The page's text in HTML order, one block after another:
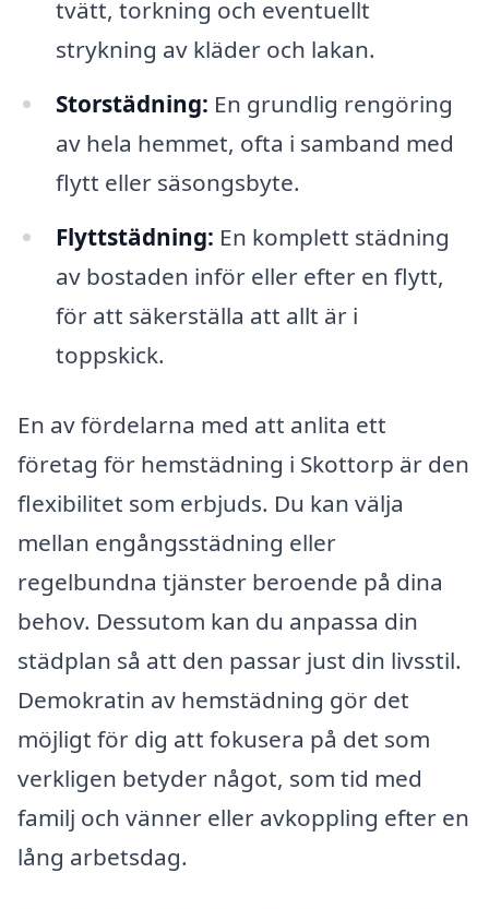
tvätt, torkning och eventuellt
strykning av kläder och lakan.
Storstädning: En grundlig rengöring
av hela hemmet, ofta i samband med
flytt eller säsongsbyte.
Flyttstädning: En komplett städning
av bostaden inför eller efter en flytt,
för att säkerställa att allt är i
toppskick.
En av fördelarna med att anlita ett
företag för hemstädning i Skottorp är den
flexibilitet som erbjuds. Du kan välja
mellan engångsstädning eller
regelbundna tjänster beroende på dina
behov. Dessutom kan du anpassa din
städplan så att den passar just din livsstil.
Demokratin av hemstädning gör det
möjligt för dig att fokusera på det som
verkligen betyder något, som tid med
familj och vänner eller avkoppling efter en
lång arbetsdag.